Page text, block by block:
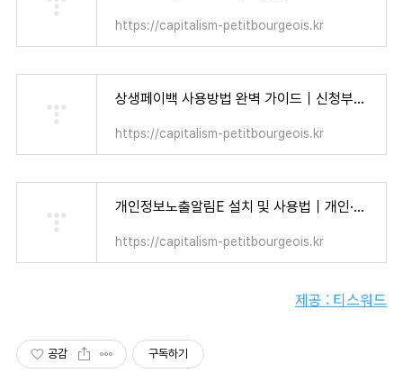
https://capitalism-petitbourgeois.kr
상생페이백 사용방법 완벽 가이드｜신청부터 사용처까지 한 번에 정리! - 자본주의 소시민
https://capitalism-petitbourgeois.kr
개인정보노출알림E 설치 및 사용법｜개인·가족 모두가 알아야 할 보안 수칙 - 자본주의 소시민
https://capitalism-petitbourgeois.kr
제공 : 티스워드
공감 구독하기